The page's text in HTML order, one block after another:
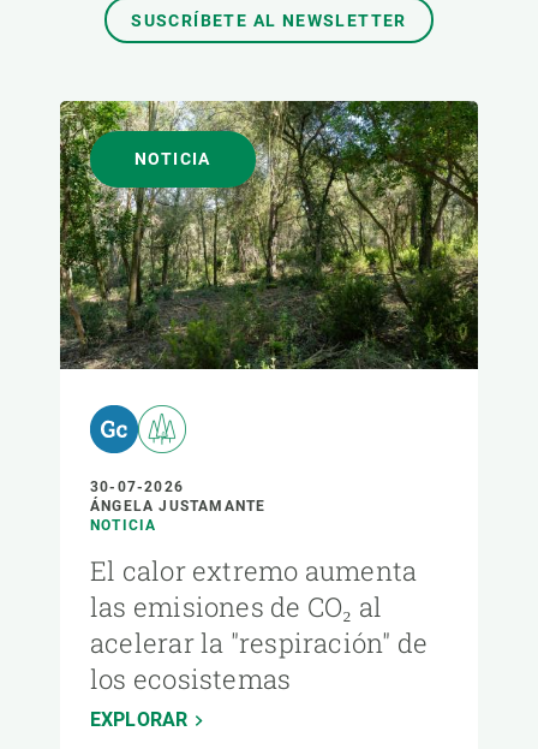
SUSCRÍBETE AL NEWSLETTER
NOTICIA
30-07-2026
ÁNGELA JUSTAMANTE
NOTICIA
El calor extremo aumenta
las emisiones de CO₂ al
acelerar la "respiración" de
los ecosistemas
EXPLORAR